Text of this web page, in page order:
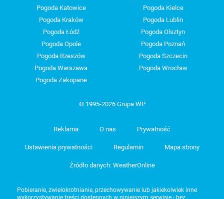
Pogoda Katowice
Pogoda Kielce
Pogoda Kraków
Pogoda Lublin
Pogoda Łódź
Pogoda Olsztyn
Pogoda Opole
Pogoda Poznań
Pogoda Rzeszów
Pogoda Szczecin
Pogoda Warszawa
Pogoda Wrocław
Pogoda Zakopane
© 1995-2026 Grupa WP
Reklama O nas Prywatność
Ustawienia prywatności Regulamin Mapa strony
Źródło danych: WeatherOnline
Pobieranie, zwielokrotnianie, przechowywanie lub jakiekolwiek inne
wykorzystywanie treści dostępnych w niniejszym serwisie - bez